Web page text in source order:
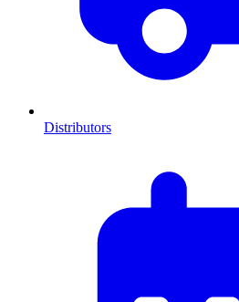
Distributors